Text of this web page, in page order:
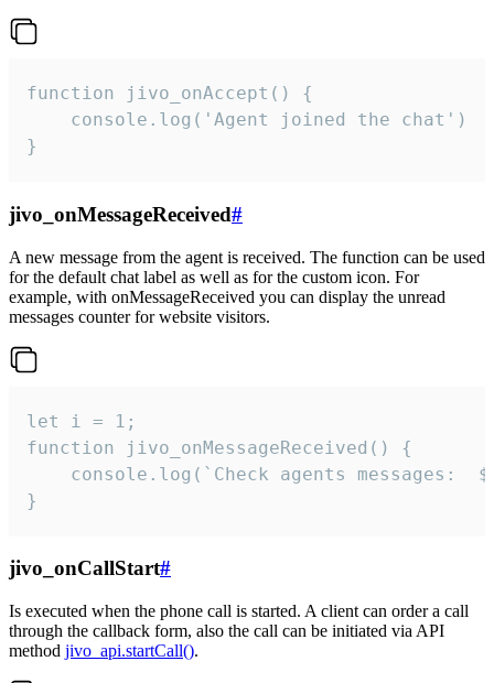
function jivo_onAccept() {
}
jivo_onMessageReceived#
A new message from the agent is received. The function can be used
for the default chat label as well as for the custom icon. For
example, with onMessageReceived you can display the unread
messages counter for website visitors.
let i = 1;
function jivo_onMessageReceived() {
}
jivo_onCallStart#
Is executed when the phone call is started. A client can order a call
through the callback form, also the call can be initiated via API
method jivo_api.startCall().